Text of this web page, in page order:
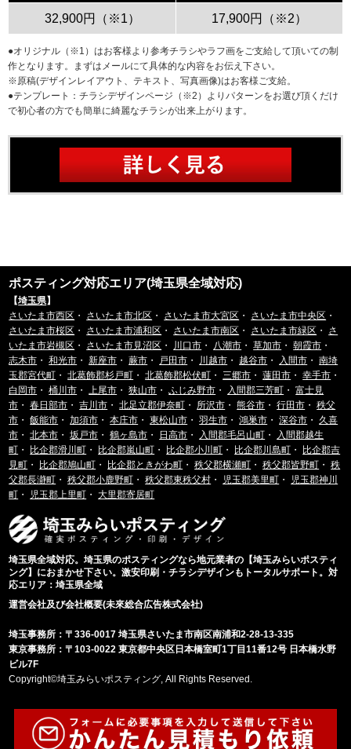
32,900円（※1） 17,900円（※2）
●オリジナル（※1）はお客様より参考チラシやラフ画をご支給して頂いての制
作となります。まずはメールにて具体的な内容をお伝え下さい。
※原稿(デザインレイアウト、テキスト、写真画像)はお客様ご支給。
●テンプレート：チラシデザインページ（※2）よりパターンをお選び頂くだけ
で初心者の方でも簡単に綺麗なチラシが出来上がります。
ポスティング対応エリア(埼玉県全域対応)
【埼玉県】
さいたま市西区 ・ さいたま市北区 ・ さいたま市大宮区 ・ さいたま市中央区 ・
さいたま市桜区 ・ さいたま市浦和区 ・ さいたま市南区 ・ さいたま市緑区 ・ さ
いたま市岩槻区 ・ さいたま市見沼区 ・ 川口市 ・ 八潮市 ・草加市 ・朝霞市 ・
志木市 ・和光市 ・新座市 ・蕨市 ・ 戸田市 ・ 川越市 ・ 越谷市 ・ 入間市 ・南埼
玉郡宮代町 ・北葛飾郡杉戸町 ・北葛飾郡松伏町 ・三郷市 ・蓮田市 ・幸手市 ・
白岡市 ・桶川市 ・上尾市 ・狭山市 ・ふじみ野市 ・ 入間郡三芳町 ・富士見
市 ・春日部市 ・吉川市 ・北足立郡伊奈町 ・ 所沢市 ・熊谷市 ・行田市 ・秩父
市 ・飯能市 ・加須市 ・本庄市 ・東松山市 ・羽生市 ・鴻巣市 ・深谷市 ・ 久喜
市 ・北本市 ・坂戸市 ・鶴ヶ島市 ・ 日高市 ・ 入間郡毛呂山町 ・
入間郡越生
町 ・ 比企郡滑川町 ・ 比企郡嵐山町 ・ 比企郡小川町 ・ 比企郡川島町 ・
比企郡吉
見町 ・ 比企郡鳩山町 ・ 比企郡ときがわ町 ・秩父郡横瀬町 ・秩父郡皆野町 ・秩
父郡長瀞町 ・秩父郡小鹿野町 ・秩父郡東秩父村 ・ 児玉郡美里町 ・
児玉郡神川
町 ・ 児玉郡上里町 ・大里郡寄居町
埼玉県全域対応。埼玉県のポスティングなら地元業者の【埼玉みらいポスティ
ング】におまかせ下さい。激安印刷・チラシデザインもトータルサポート。対
応エリア：埼玉県全域
運営会社及び会社概要(未來総合広告株式会社)
埼玉事務所：〒336-0017 埼玉県さいたま市南区南浦和2-28-13-335
東京事務所：〒103-0022 東京都中央区日本橋室町1丁目11番12号 日本橋水野
ビル7F
Copyright©埼玉みらいポスティング, All Rights Reserved.